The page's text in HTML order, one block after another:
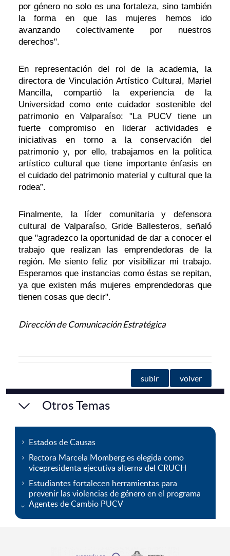
por género no solo es una fortaleza, sino también
la forma en que las mujeres hemos ido
avanzando colectivamente por nuestros
derechos".
En representación del rol de la academia, la
directora de Vinculación Artístico Cultural, Mariel
Mancilla, compartió la experiencia de la
Universidad como ente cuidador sostenible del
patrimonio en Valparaíso: "La PUCV tiene un
fuerte compromiso en liderar actividades e
iniciativas en torno a la conservación del
patrimonio y, por ello, trabajamos en la política
artístico cultural que tiene importante énfasis en
el cuidado del patrimonio material y cultural que la
rodea”.
Finalmente, la líder comunitaria y defensora
cultural de Valparaíso, Gride Ballesteros, señaló
que "agradezco la oportunidad de dar a conocer el
trabajo que realizan las emprendedoras de la
región. Me siento feliz por visibilizar mi trabajo.
Esperamos que instancias como éstas se repitan,
ya que existen más mujeres emprendedoras que
tienen cosas que decir".
Dirección de Comunicación Estratégica
subir volver
Otros Temas
Estados de Causas
Rectora Marcela Momberg es elegida como
vicepresidenta ejecutiva alterna del CRUCH
Estudiantes fortalecen herramientas para
prevenir las violencias de género en el programa
Agentes de Cambio PUCV